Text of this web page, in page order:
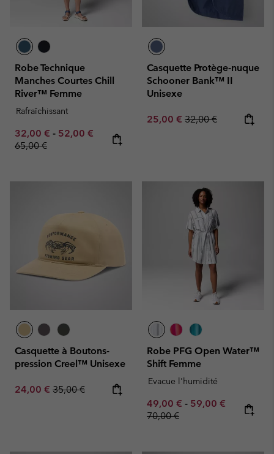
Robe Technique
Manches Courtes Chill
River™ Femme
Rafraîchissant
Minimum sale price:
32,00 € - Maximum sale price:
52,00 € Regular price:
65,00 €
Casquette Protège-nuque
Schooner Bank™ II
Unisexe
Sale price:
25,00 € Regular price:
32,00 €
Casquette à Boutons-
pression Creel™ Unisexe
Sale price:
24,00 € Regular price:
35,00 €
Robe PFG Open Water™
Shift Femme
Evacue l'humidité
Minimum sale price:
49,00 € - Maximum sale
59,00 € Regular
70,00 €